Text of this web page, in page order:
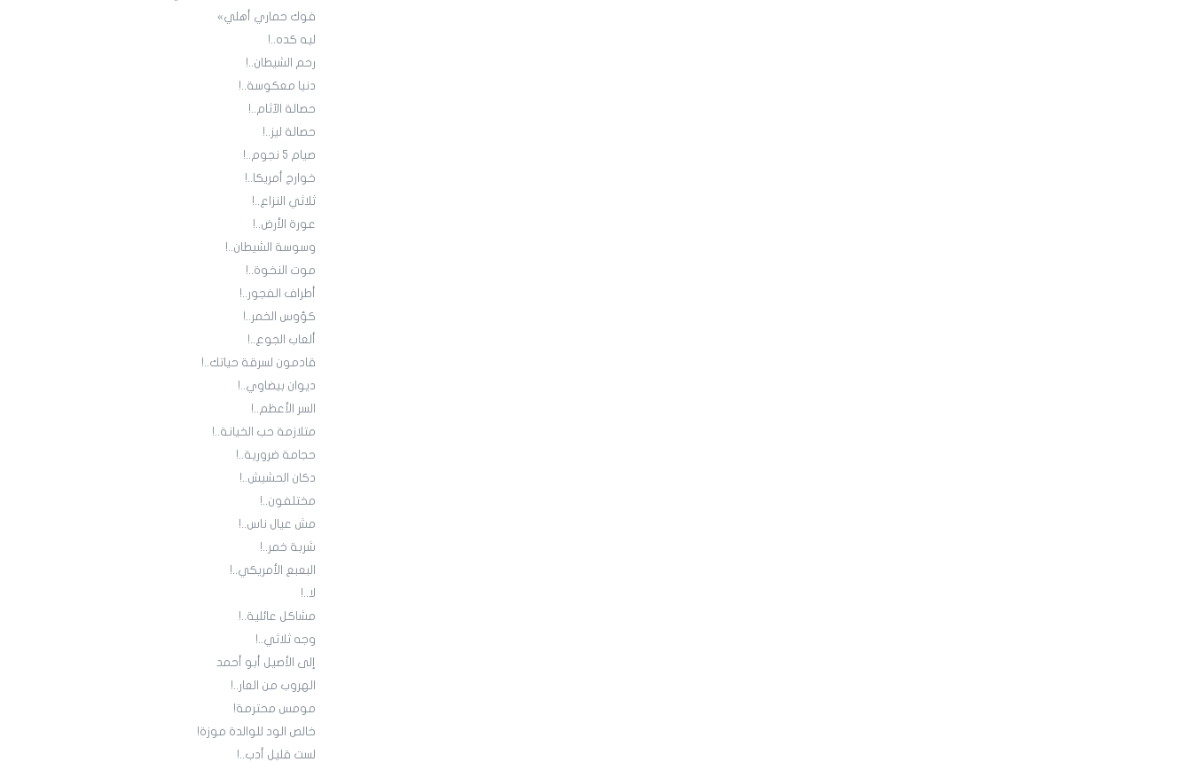
فوك حماري أهلي»
ليه كده..!
رحم الشيطان..!
دنيا معكوسة..!
حصالة الآثام..!
حصالة ليز..!
صيام 5 نجوم..!
خوارج أمريكا..!
ثلاثي النزاع..!
عورة الأرض..!
وسوسة الشيطان..!
موت النخوة..!
أطراف الفجور..!
كؤوس الخمر..!
ألعاب الجوع..!
قادمون لسرقة حياتك..!
ديوان بيضاوي..!
السر الأعظم..!
متلازمة حب الخيانة..!
حجامة ضرورية..!
دكان الحشيش..!
مختلفون..!
مش عيال ناس..!
شربة خمر..!
البعبع الأمريكي..!
لا..!
مشاكل عائلية..!
وجه ثلاثي..!
إلى الأصيل أبو أحمد
الهروب من العار..!
مومس محترمة!
خالص الود للوالدة موزة!
لست قليل أدب..!